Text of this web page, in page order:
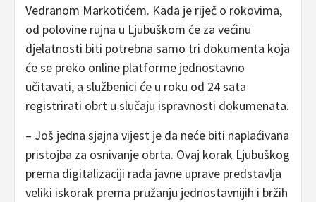
Vedranom Markotićem. Kada je riječ o rokovima,
od polovine rujna u Ljubuškom će za većinu
djelatnosti biti potrebna samo tri dokumenta koja
će se preko online platforme jednostavno
učitavati, a službenici će u roku od 24 sata
registrirati obrt u slučaju ispravnosti dokumenata.
– Još jedna sjajna vijest je da neće biti naplaćivana
pristojba za osnivanje obrta. Ovaj korak Ljubuškog
prema digitalizaciji rada javne uprave predstavlja
veliki iskorak prema pružanju jednostavnijih i bržih